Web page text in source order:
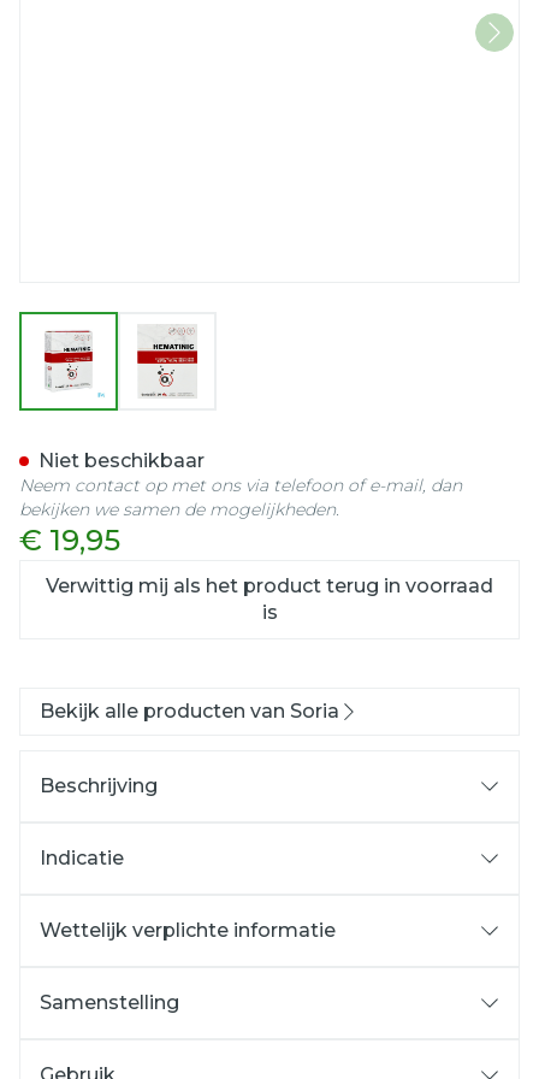
View larger imageView larger image
€ 19,95
Verwittig mij als het product terug in voorraad
is
Niet beschikbaar
Neem contact op met ons via telefoon of e-mail, dan
bekijken we samen de mogelijkheden.
Bekijk alle producten van Soria
Beschrijving
Indicatie
Wettelijk verplichte informatie
Samenstelling